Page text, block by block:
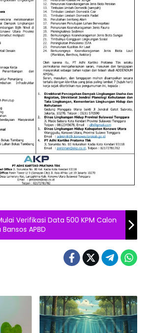
Verifikasi Data 500 KPM Calon
APBD